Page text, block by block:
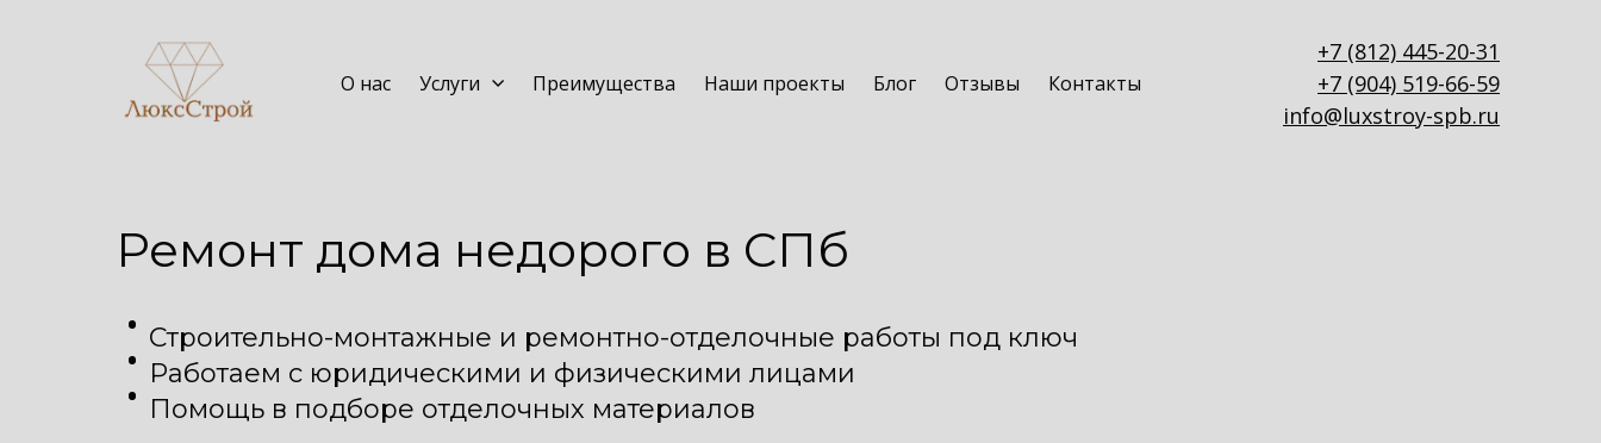
О нас Услуги Преимущества Наши проекты Блог Отзывы Контакты
+7 (812) 445-20-31
+7 (904) 519-66-59
info@luxstroy-spb.ru
Ремонт дома недорого в СПб
Строительно-монтажные и ремонтно-отделочные работы под ключ
Работаем с юридическими и физическими лицами
Помощь в подборе отделочных материалов